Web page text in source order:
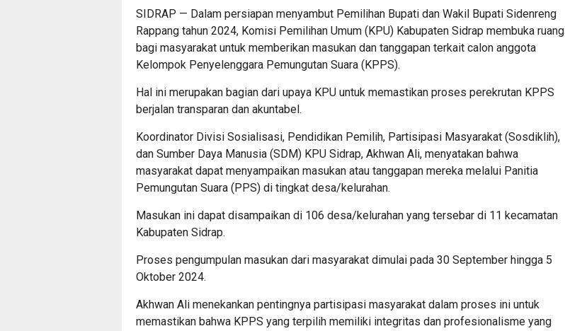
SIDRAP — Dalam persiapan menyambut Pemilihan Bupati dan Wakil Bupati Sidenreng
Rappang tahun 2024, Komisi Pemilihan Umum (KPU) Kabupaten Sidrap membuka ruang
bagi masyarakat untuk memberikan masukan dan tanggapan terkait calon anggota
Kelompok Penyelenggara Pemungutan Suara (KPPS).
Hal ini merupakan bagian dari upaya KPU untuk memastikan proses perekrutan KPPS
berjalan transparan dan akuntabel.
Koordinator Divisi Sosialisasi, Pendidikan Pemilih, Partisipasi Masyarakat (Sosdiklih),
dan Sumber Daya Manusia (SDM) KPU Sidrap, Akhwan Ali, menyatakan bahwa
masyarakat dapat menyampaikan masukan atau tanggapan mereka melalui Panitia
Pemungutan Suara (PPS) di tingkat desa/kelurahan.
Masukan ini dapat disampaikan di 106 desa/kelurahan yang tersebar di 11 kecamatan
Kabupaten Sidrap.
Proses pengumpulan masukan dari masyarakat dimulai pada 30 September hingga 5
Oktober 2024.
Akhwan Ali menekankan pentingnya partisipasi masyarakat dalam proses ini untuk
memastikan bahwa KPPS yang terpilih memiliki integritas dan profesionalisme yang